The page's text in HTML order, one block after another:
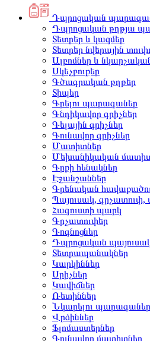
Դպրոցական
Դպրոցական թղթյա
Տետրեր և կազմեր
Տետրեր նվերային
Ալբոմներ և
Սկեչբուքեր
Գծագրական թղթեր
Տիպեր
Գրելու պարագաներ
Գնդիկավոր գրիչներ
Գելային գրիչներ
Գունավոր գրիչներ
Մատիտներ
Մեխանիկական
Գրքի հենակներ
Էջանշաններ
Գրենական
Պայուսակ,
Հագուստի պարկ
Գրչատուփեր
Գոգնոցներ
Դպրոցական
Տետրապանակներ
Կարկիններ
Սրիչներ
Կավիճներ
Ռետիններ
Նկարելու պարագաներ
Վրձիններ
Ֆլոմաստերներ
Գունավոր մատիտներ